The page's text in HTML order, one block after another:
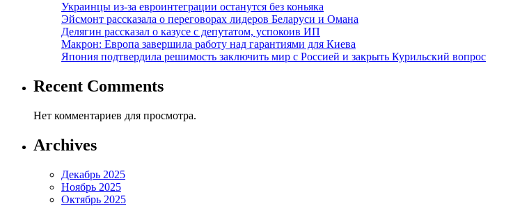
Украинцы из-за евроинтеграции останутся без коньяка
Эйсмонт рассказала о переговорах лидеров Беларуси и Омана
Делягин рассказал о казусе с депутатом, успокоив ИП
Макрон: Европа завершила работу над гарантиями для Киева
Япония подтвердила решимость заключить мир с Россией и закрыть Курильский вопрос
Recent Comments
Нет комментариев для просмотра.
Archives
Декабрь 2025
Ноябрь 2025
Октябрь 2025